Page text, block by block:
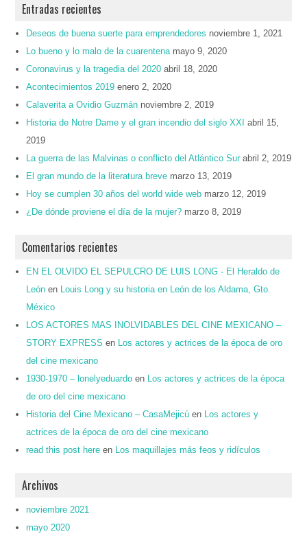
Entradas recientes
Deseos de buena suerte para emprendedores noviembre 1, 2021
Lo bueno y lo malo de la cuarentena mayo 9, 2020
Coronavirus y la tragedia del 2020 abril 18, 2020
Acontecimientos 2019 enero 2, 2020
Calaverita a Ovidio Guzmán noviembre 2, 2019
Historia de Notre Dame y el gran incendio del siglo XXI
abril 15,
2019
La guerra de las Malvinas o conflicto del Atlántico Sur abril 2, 2019
El gran mundo de la literatura breve marzo 13, 2019
Hoy se cumplen 30 años del world wide web marzo 12, 2019
¿De dónde proviene el día de la mujer? marzo 8, 2019
Comentarios recientes
EN EL OLVIDO EL SEPULCRO DE LUIS LONG - El Heraldo de
León en
Louis Long y su historia en León de los Aldama, Gto.
México
LOS ACTORES MAS INOLVIDABLES DEL CINE MEXICANO –
STORY EXPRESS en
Los actores y actrices de la época de oro
del cine mexicano
1930-1970 – lonelyeduardo en
Los actores y actrices de la época
de oro del cine mexicano
Historia del Cine Mexicano – CasaMejicú en
Los actores y
actrices de la época de oro del cine mexicano
read this post here en Los maquillajes más feos y ridículos
Archivos
noviembre 2021
mayo 2020